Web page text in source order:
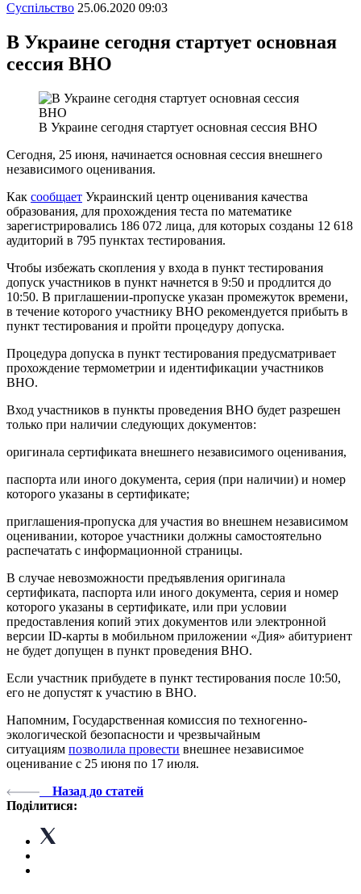
Суспiльство 25.06.2020 09:03
В Украине сегодня стартует основная
сессия ВНО
В Украине сегодня стартует основная сессия ВНО
Сегодня, 25 июня, начинается основная сессия внешнего
независимого оценивания.
Как сообщает Украинский центр оценивания качества
образования, для прохождения теста по математике
зарегистрировались 186 072 лица, для которых созданы 12 618
аудиторий в 795 пунктах тестирования.
Чтобы избежать скопления у входа в пункт тестирования
допуск участников в пункт начнется в 9:50 и продлится до
10:50. В приглашении-пропуске указан промежуток времени,
в течение которого участнику ВНО рекомендуется прибыть в
пункт тестирования и пройти процедуру допуска.
Процедура допуска в пункт тестирования предусматривает
прохождение термометрии и идентификации участников
ВНО.
Вход участников в пункты проведения ВНО будет разрешен
только при наличии следующих документов:
оригинала сертификата внешнего независимого оценивания,
паспорта или иного документа, серия (при наличии) и номер
которого указаны в сертификате;
приглашения-пропуска для участия во внешнем независимом
оценивании, которое участники должны самостоятельно
распечатать с информационной страницы.
В случае невозможности предъявления оригинала
сертификата, паспорта или иного документа, серия и номер
которого указаны в сертификате, или при условии
предоставления копий этих документов или электронной
версии ID-карты в мобильном приложении «Дия» абитуриент
не будет допущен в пункт проведения ВНО.
Если участник прибудете в пункт тестирования после 10:50,
его не допустят к участию в ВНО.
Напомним, Государственная комиссия по техногенно-
экологической безопасности и чрезвычайным
ситуациям позволила провести внешнее независимое
оценивание с 25 июня по 17 июля.
Назад до статей
Поділитися: